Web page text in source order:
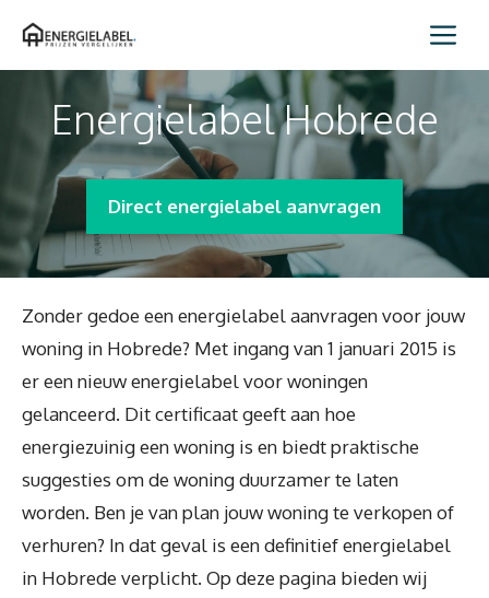
naar
Energielabel Hobrede
Direct energielabel aanvragen
Zonder gedoe een energielabel aanvragen voor jouw
woning in Hobrede? Met ingang van 1 januari 2015 is
er een nieuw energielabel voor woningen
gelanceerd. Dit certificaat geeft aan hoe
energiezuinig een woning is en biedt praktische
suggesties om de woning duurzamer te laten
worden. Ben je van plan jouw woning te verkopen of
verhuren? In dat geval is een definitief energielabel
in Hobrede verplicht. Op deze pagina bieden wij